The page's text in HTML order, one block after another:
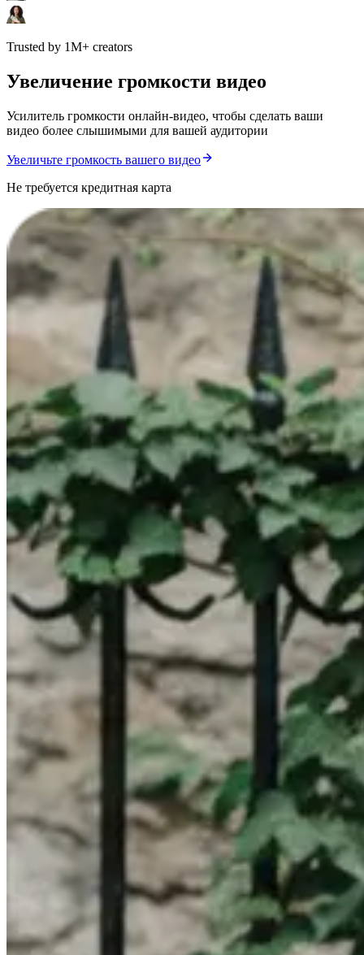
Trusted by 1M+ creators
Увеличение громкости видео
Усилитель громкости онлайн-видео, чтобы сделать ваши
видео более слышимыми для вашей аудитории
Увеличьте громкость вашего видео
Не требуется кредитная карта